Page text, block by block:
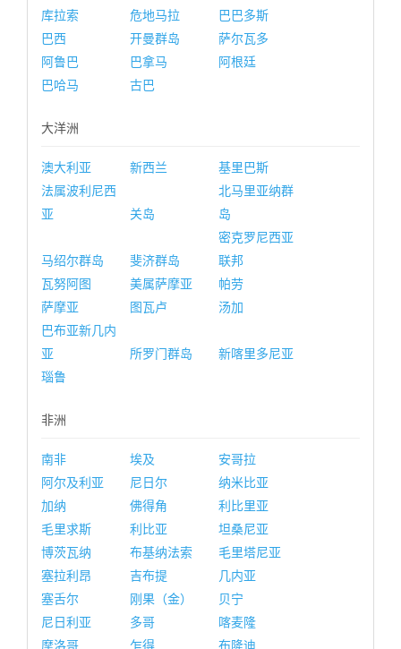
库拉索
危地马拉
巴巴多斯
巴西
开曼群岛
萨尔瓦多
阿鲁巴
巴拿马
阿根廷
巴哈马
古巴
大洋洲
澳大利亚 新西兰
基里巴斯
法属波利尼西
亚
关岛
北马里亚纳群
岛
马绍尔群岛 斐济群岛
密克罗尼西亚
联邦
瓦努阿图
美属萨摩亚
帕劳
萨摩亚
图瓦卢
汤加
巴布亚新几内
亚
所罗门群岛
新喀里多尼亚
瑙鲁
非洲
南非 埃及
安哥拉
阿尔及利亚
尼日尔
纳米比亚
加纳
佛得角
利比里亚
毛里求斯
利比亚
坦桑尼亚
博茨瓦纳
布基纳法索
毛里塔尼亚
塞拉利昂
吉布提
几内亚
塞舌尔
刚果（金）
贝宁
尼日利亚
多哥
喀麦隆
摩洛哥
乍得 布隆迪